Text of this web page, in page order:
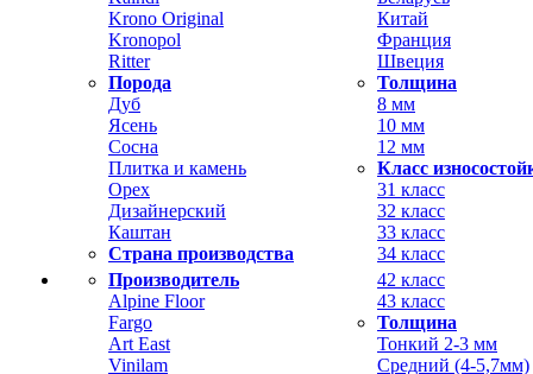
Krono Original
Kronopol
Ritter
Порода
Дуб
Ясень
Сосна
Плитка и камень
Орех
Дизайнерский
Каштан
Страна производства
Китай
Франция
Швеция
Толщина
8 мм
10 мм
12 мм
Класс
31 класс
32 класс
33 класс
34 класс
Производитель
Alpine Floor
Fargo
Art East
Vinilam
42 класс
43 класс
Толщина
Тонкий 2-3 мм
Средний (4-5,7мм)